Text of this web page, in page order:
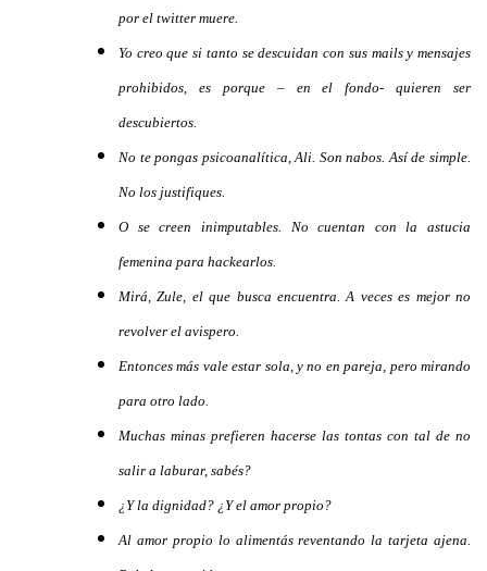
por el twitter muere.
Yo creo que si tanto se descuidan con sus mails y mensajes
prohibidos, es porque – en el fondo- quieren ser
descubiertos.
No te pongas psicoanalítica, Ali. Son nabos. Así de simple.
No los justifiques.
O se creen inimputables. No cuentan con la astucia
femenina para hackearlos.
Mirá, Zule, el que busca encuentra. A veces es mejor no
revolver el avispero.
Entonces más vale estar sola, y no en pareja, pero mirando
para otro lado.
Muchas minas prefieren hacerse las tontas con tal de no
salir a laburar, sabés?
¿Y la dignidad? ¿Y el amor propio?
Al amor propio lo alimentás reventando la tarjeta ajena.